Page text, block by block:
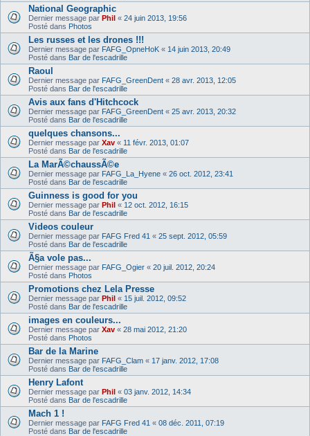
National Geographic
Dernier message par Phil « 24 juin 2013, 19:56
Posté dans Photos
Les russes et les drones !!!
Dernier message par FAFG_OpneHoK « 14 juin 2013, 20:49
Posté dans Bar de l'escadrille
Raoul
Dernier message par FAFG_GreenDent « 28 avr. 2013, 12:05
Posté dans Bar de l'escadrille
Avis aux fans d'Hitchcock
Dernier message par FAFG_GreenDent « 25 avr. 2013, 20:32
Posté dans Bar de l'escadrille
quelques chansons...
Dernier message par Xav « 11 févr. 2013, 01:07
Posté dans Bar de l'escadrille
La MarÃ©chaussÃ©e
Dernier message par FAFG_La_Hyene « 26 oct. 2012, 23:41
Posté dans Bar de l'escadrille
Guinness is good for you
Dernier message par Phil « 12 oct. 2012, 16:15
Posté dans Bar de l'escadrille
Videos couleur
Dernier message par FAFG Fred 41 « 25 sept. 2012, 05:59
Posté dans Bar de l'escadrille
Ã§a vole pas...
Dernier message par FAFG_Ogier « 20 juil. 2012, 20:24
Posté dans Photos
Promotions chez Lela Presse
Dernier message par Phil « 15 juil. 2012, 09:52
Posté dans Bar de l'escadrille
images en couleurs...
Dernier message par Xav « 28 mai 2012, 21:20
Posté dans Photos
Bar de la Marine
Dernier message par FAFG_Clam « 17 janv. 2012, 17:08
Posté dans Bar de l'escadrille
Henry Lafont
Dernier message par Phil « 03 janv. 2012, 14:34
Posté dans Bar de l'escadrille
Mach 1 !
Dernier message par FAFG Fred 41 « 08 déc. 2011, 07:19
Posté dans Bar de l'escadrille